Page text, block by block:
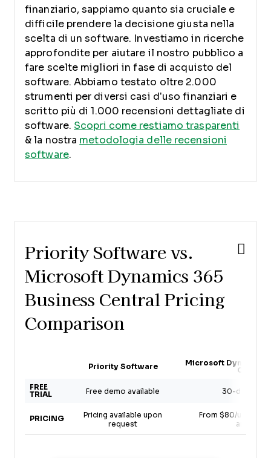
finanziario, sappiamo quanto sia cruciale e
difficile prendere la decisione giusta nella
scelta di un software.
Investiamo in ricerche
approfondite per aiutare il nostro pubblico a
fare scelte migliori in fase di acquisto del
software. Abbiamo testato oltre 2.000
strumenti per diversi casi d’uso finanziari e
scritto più di 1.000 recensioni dettagliate di
software. Scopri come restiamo trasparenti
& la nostra metodologia delle recensioni
software.
Priority Software vs.
Microsoft Dynamics 365
Business Central Pricing
Comparison
Priority Software
Microsoft Dynamics
Central
FREE
TRIAL
Free demo available 30-day free
PRICING
Pricing available upon
request
From $80/user/
annually)